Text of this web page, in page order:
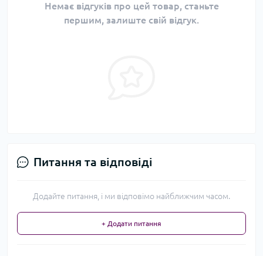
Немає відгуків про цей товар, станьте
першим, залиште свій відгук.
Питання та відповіді
Додайте питання, і ми відповімо найближчим часом.
+ Додати питання